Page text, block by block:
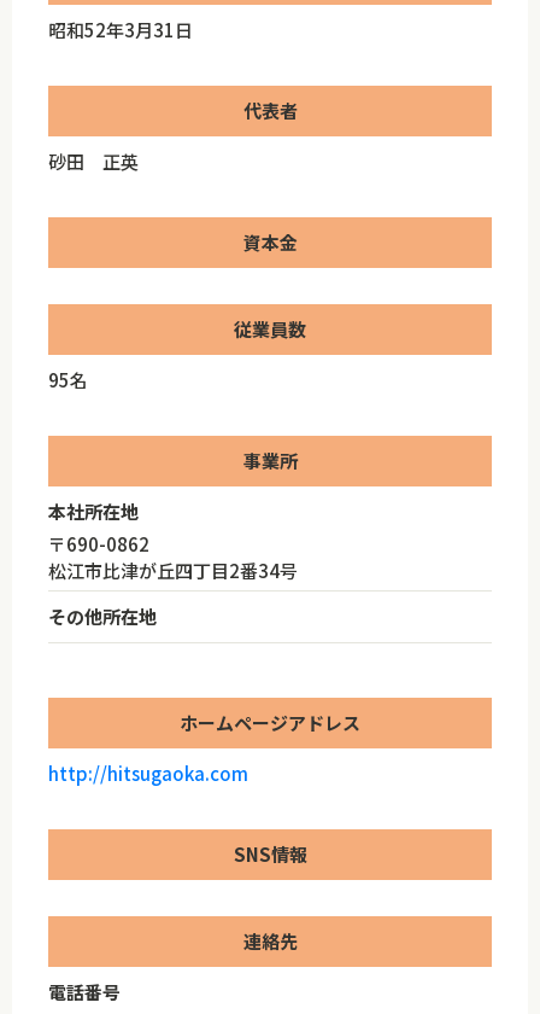
昭和52年3月31日
代表者
砂田 正英
資本金
従業員数
95名
事業所
本社所在地
〒690-0862
松江市比津が丘四丁目2番34号
その他所在地
ホームページアドレス
http://hitsugaoka.com
SNS情報
連絡先
電話番号